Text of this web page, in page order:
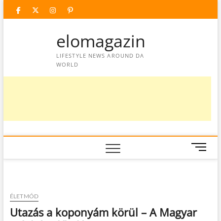
facebooktwitter
instagram
googleplus
pinterest
elomagazin
LIFESTYLE NEWS AROUND DA
WORLD
M
e
t
ÉLETMÓD
Utazás a koponyám körül – A Magyar